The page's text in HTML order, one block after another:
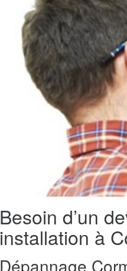
Besoin d’un
installation à
Dépannage